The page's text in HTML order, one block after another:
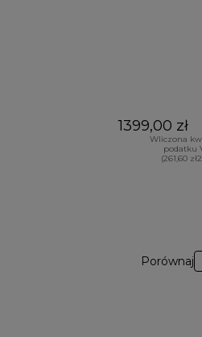
1399,00 zł
Wliczona
podatku
(261,60
Porównaj